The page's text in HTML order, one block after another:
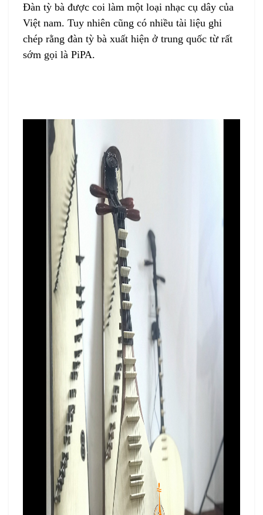
Đàn tỳ bà được coi làm một loại nhạc cụ dây của
Việt nam. Tuy nhiên cũng có nhiều tài liệu ghi
chép rằng đàn tỳ bà xuất hiện ở trung quốc từ rất
sớm gọi là PiPA.